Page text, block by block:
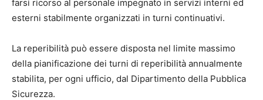
farsi ricorso al personale impegnato in servizi interni ed
esterni stabilmente organizzati in turni continuativi.
La reperibilità può essere disposta nel limite massimo
della pianificazione dei turni di reperibilità annualmente
stabilita, per ogni ufficio, dal Dipartimento della Pubblica
Sicurezza.